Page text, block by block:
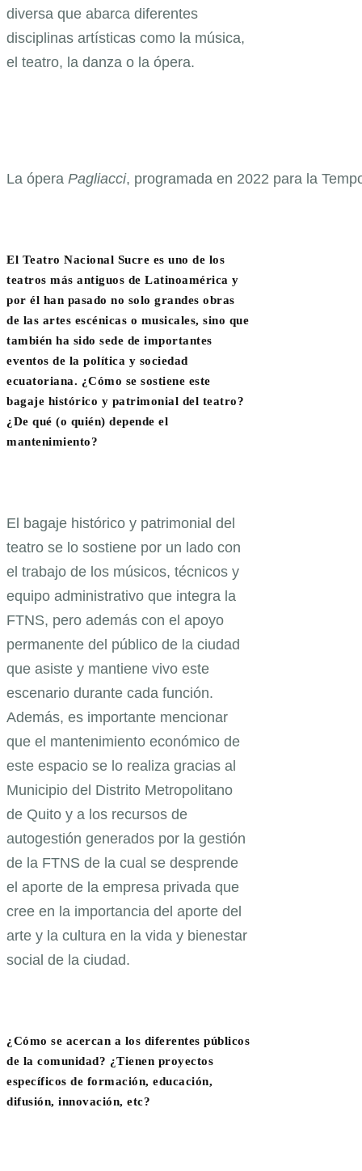
diversa que abarca diferentes
disciplinas artísticas como la música,
el teatro, la danza o la ópera.
La ópera Pagliacci, programada en 2022 para la
El Teatro Nacional Sucre es uno de los
teatros más antiguos de Latinoamérica y
por él han pasado no solo grandes obras
de las artes escénicas o musicales, sino que
también ha sido sede de importantes
eventos de la política y sociedad
ecuatoriana. ¿Cómo se sostiene este
bagaje histórico y patrimonial del teatro?
¿De qué (o quién) depende el
mantenimiento?
El bagaje histórico y patrimonial del
teatro se lo sostiene por un lado con
el trabajo de los músicos, técnicos y
equipo administrativo que integra la
FTNS, pero además con el apoyo
permanente del público de la ciudad
que asiste y mantiene vivo este
escenario durante cada función.
Además, es importante mencionar
que el mantenimiento económico de
este espacio se lo realiza gracias al
Municipio del Distrito Metropolitano
de Quito y a los recursos de
autogestión generados por la gestión
de la FTNS de la cual se desprende
el aporte de la empresa privada que
cree en la importancia del aporte del
arte y la cultura en la vida y bienestar
social de la ciudad.
¿Cómo se acercan a los diferentes públicos
de la comunidad? ¿Tienen proyectos
específicos de formación, educación,
difusión, innovación, etc?